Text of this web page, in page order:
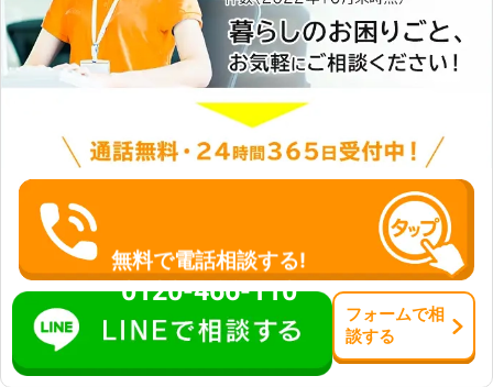
無料で電話相談する!
0120-466-110
フォームで相
談する